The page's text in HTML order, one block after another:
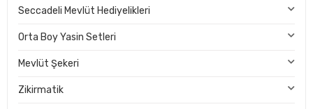
Seccadeli Mevlüt Hediyelikleri
Orta Boy Yasin Setleri
Mevlüt Şekeri
Zikirmatik